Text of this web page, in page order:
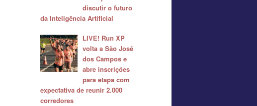
discutir o futuro
da Inteligência Artificial
LIVE! Run XP
volta a São José
dos Campos e
abre inscrições
para etapa com
expectativa de reunir 2.000
corredores